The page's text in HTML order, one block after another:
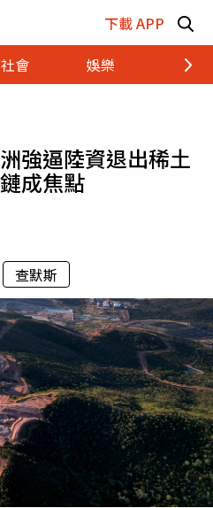
下載 APP
社會 娛樂 財經
強逼陸資退出稀土
成焦點
查默斯